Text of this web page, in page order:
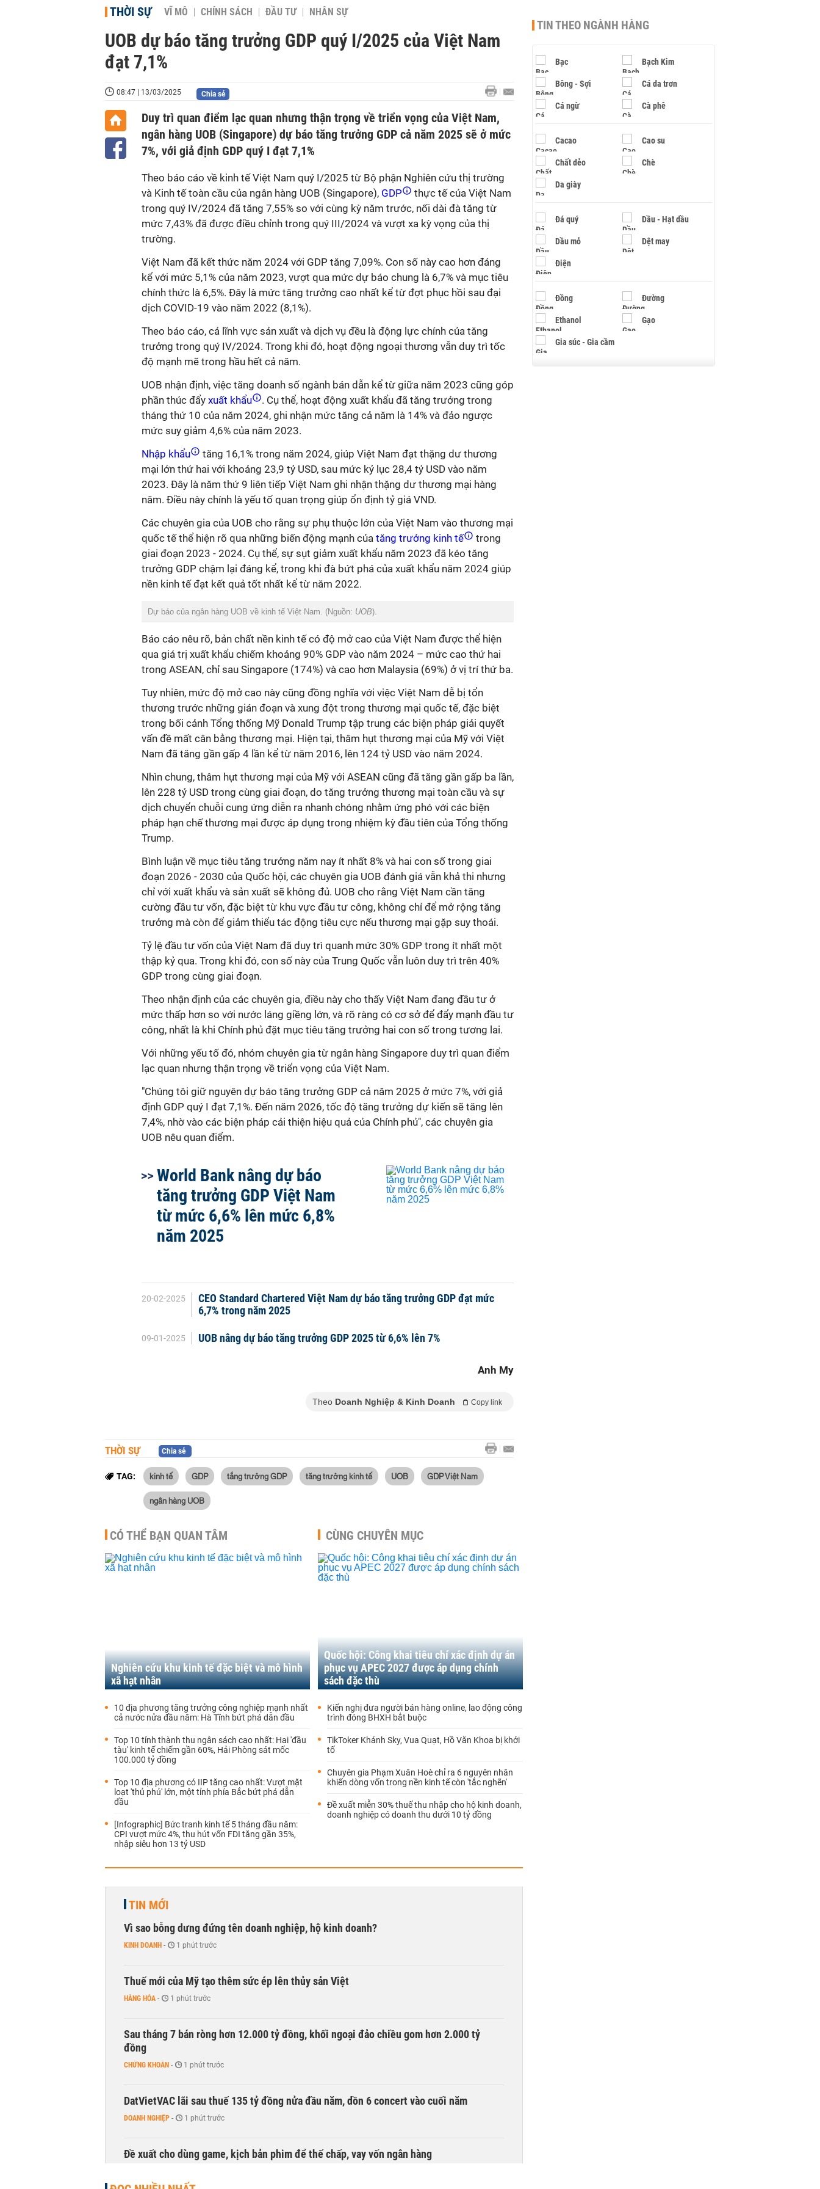
THỜI SỰ VĨ MÔ CHÍNH SÁCH ĐẦU TƯ NHÂN SỰ
UOB dự báo tăng trưởng GDP quý I/2025 của Việt Nam
đạt 7,1%
08:47 | 13/03/2025 Chia sẻ
Duy trì quan điểm lạc quan nhưng thận trọng về triển vọng của Việt Nam,
ngân hàng UOB (Singapore) dự báo tăng trưởng GDP cả năm 2025 sẽ ở mức
7%, với giả định GDP quý I đạt 7,1%
Theo báo cáo về kinh tế Việt Nam quý I/2025 từ Bộ phận Nghiên cứu thị trường
và Kinh tế toàn cầu của ngân hàng UOB (Singapore), GDP
thực tế của Việt Nam
trong quý IV/2024 đã tăng 7,55% so với cùng kỳ năm trước, nối dài đà tăng từ
mức 7,43% đã được điều chỉnh trong quý III/2024 và vượt xa kỳ vọng của thị
trường.
Việt Nam đã kết thức năm 2024 với GDP tăng 7,09%. Con số này cao hơn đáng
kể với mức 5,1% của năm 2023, vượt qua mức dự báo chung là 6,7% và mục tiêu
chính thức là 6,5%. Đây là mức tăng trưởng cao nhất kể từ đợt phục hồi sau đại
dịch COVID-19 vào năm 2022 (8,1%).
Theo báo cáo, cả lĩnh vực sản xuất và dịch vụ đều là động lực chính của tăng
trưởng trong quý IV/2024. Trong khi đó, hoạt động ngoại thương vẫn duy trì tốc
độ mạnh mẽ trong hầu hết cả năm.
UOB nhận định, việc tăng doanh số ngành bán dẫn kể từ giữa năm 2023 cũng góp
phần thúc đẩy xuất khẩu
. Cụ thể, hoạt động xuất khẩu đã tăng trưởng trong
tháng thứ 10 của năm 2024, ghi nhận mức tăng cả năm là 14% và đảo ngược
mức suy giảm 4,6% của năm 2023.
Nhập khẩu
tăng 16,1% trong năm 2024, giúp Việt Nam đạt thặng dư thương
mại lớn thứ hai với khoảng 23,9 tỷ USD, sau mức kỷ lục 28,4 tỷ USD vào năm
2023. Đây là năm thứ 9 liên tiếp Việt Nam ghi nhận thặng dư thương mại hàng
năm. Điều này chính là yếu tố quan trọng giúp ổn định tỷ giá VND.
Các chuyên gia của UOB cho rằng sự phụ thuộc lớn của Việt Nam vào thương mại
quốc tế thể hiện rõ qua những biến động mạnh của tăng trưởng kinh tế
trong
giai đoạn 2023 - 2024. Cụ thể, sự sụt giảm xuất khẩu năm 2023 đã kéo tăng
trưởng GDP chậm lại đáng kể, trong khi đà bứt phá của xuất khẩu năm 2024 giúp
nền kinh tế đạt kết quả tốt nhất kể từ năm 2022.
Dự báo của ngân hàng UOB về kinh tế Việt Nam. (Nguồn: UOB).
Báo cáo nêu rõ, bản chất nền kinh tế có độ mở cao của Việt Nam được thể hiện
qua giá trị xuất khẩu chiếm khoảng 90% GDP vào năm 2024 – mức cao thứ hai
trong ASEAN, chỉ sau Singapore (174%) và cao hơn Malaysia (69%) ở vị trí thứ ba.
Tuy nhiên, mức độ mở cao này cũng đồng nghĩa với việc Việt Nam dễ bị tổn
thương trước những gián đoạn và xung đột trong thương mại quốc tế, đặc biệt
trong bối cảnh Tổng thống Mỹ Donald Trump tập trung các biện pháp giải quyết
vấn đề mất cân bằng thương mại. Hiện tại, thâm hụt thương mại của Mỹ với Việt
Nam đã tăng gần gấp 4 lần kể từ năm 2016, lên 124 tỷ USD vào năm 2024.
Nhìn chung, thâm hụt thương mại của Mỹ với ASEAN cũng đã tăng gần gấp ba lần,
lên 228 tỷ USD trong cùng giai đoạn, do tăng trưởng thương mại toàn cầu và sự
dịch chuyển chuỗi cung ứng diễn ra nhanh chóng nhằm ứng phó với các biện
pháp hạn chế thương mại được áp dụng trong nhiệm kỳ đầu tiên của Tổng thống
Trump.
Bình luận về mục tiêu tăng trưởng năm nay ít nhất 8% và hai con số trong giai
đoạn 2026 - 2030 của Quốc hội, các chuyên gia UOB đánh giá vẫn khả thi nhưng
chỉ với xuất khẩu và sản xuất sẽ không đủ. UOB cho rằng Việt Nam cần tăng
cường đầu tư vốn, đặc biệt từ khu vực đầu tư công, không chỉ để mở rộng tăng
trưởng mà còn để giảm thiểu tác động tiêu cực nếu thương mại gặp suy thoái.
Tỷ lệ đầu tư vốn của Việt Nam đã duy trì quanh mức 30% GDP trong ít nhất một
thập kỷ qua. Trong khi đó, con số này của Trung Quốc vẫn luôn duy trì trên 40%
GDP trong cùng giai đoạn.
Theo nhận định của các chuyên gia, điều này cho thấy Việt Nam đang đầu tư ở
mức thấp hơn so với nước láng giềng lớn, và rõ ràng có cơ sở để đẩy mạnh đầu tư
công, nhất là khi Chính phủ đặt mục tiêu tăng trưởng hai con số trong tương lai.
Với những yếu tố đó, nhóm chuyên gia từ ngân hàng Singapore duy trì quan điểm
lạc quan nhưng thận trọng về triển vọng của Việt Nam.
"Chúng tôi giữ nguyên dự báo tăng trưởng GDP cả năm 2025 ở mức 7%, với giả
định GDP quý I đạt 7,1%. Đến năm 2026, tốc độ tăng trưởng dự kiến sẽ tăng lên
7,4%, nhờ vào các biện pháp cải thiện hiệu quả của Chính phủ", các chuyên gia
UOB nêu quan điểm.
World Bank nâng dự báo
tăng trưởng GDP Việt Nam
từ mức 6,6% lên mức 6,8%
năm 2025
20-02-2025
CEO Standard Chartered Việt Nam dự báo tăng trưởng GDP đạt mức
6,7% trong năm 2025
09-01-2025 UOB nâng dự báo tăng trưởng GDP 2025 từ 6,6% lên 7%
Anh My
Theo Doanh Nghiệp & Kinh Doanh Copy link
THỜI SỰ Chia sẻ
TAG: kinh tế GDP tắng trưởng GDP tăng trưởng kinh tế UOB GDP Việt Nam
ngân hàng UOB
CÓ THỂ BẠN QUAN TÂM
Nghiên cứu khu kinh tế đặc biệt và mô hình
xã hạt nhân
10 địa phương tăng trưởng công nghiệp mạnh nhất
cả nước nửa đầu năm: Hà Tĩnh bứt phá dẫn đầu
Top 10 tỉnh thành thu ngân sách cao nhất: Hai 'đầu
tàu' kinh tế chiếm gần 60%, Hải Phòng sát mốc
100.000 tỷ đồng
Top 10 địa phương có IIP tăng cao nhất: Vượt mặt
loạt 'thủ phủ' lớn, một tỉnh phía Bắc bứt phá dẫn
đầu
[Infographic] Bức tranh kinh tế 5 tháng đầu năm:
CPI vượt mức 4%, thu hút vốn FDI tăng gần 35%,
nhập siêu hơn 13 tỷ USD
CÙNG CHUYÊN MỤC
Quốc hội: Công khai tiêu chí xác định dự án
phục vụ APEC 2027 được áp dụng chính
sách đặc thù
Kiến nghị đưa người bán hàng online, lao động công
trình đóng BHXH bắt buộc
TikToker Khánh Sky, Vua Quạt, Hồ Văn Khoa bị khởi
tố
Chuyên gia Phạm Xuân Hoè chỉ ra 6 nguyên nhân
khiến dòng vốn trong nền kinh tế còn 'tắc nghẽn'
Đề xuất miễn 30% thuế thu nhập cho hộ kinh doanh,
doanh nghiệp có doanh thu dưới 10 tỷ đồng
TIN MỚI
Vì sao bỗng dưng đứng tên doanh nghiệp, hộ kinh doanh?
KINH DOANH - 1 phút trước
Thuế mới của Mỹ tạo thêm sức ép lên thủy sản Việt
HÀNG HÓA - 1 phút trước
Sau tháng 7 bán ròng hơn 12.000 tỷ đồng, khối ngoại đảo chiều gom hơn 2.000 tỷ
đồng
CHỨNG KHOÁN - 1 phút trước
DatVietVAC lãi sau thuế 135 tỷ đồng nửa đầu năm, dồn 6 concert vào cuối năm
DOANH NGHIỆP - 1 phút trước
Đề xuất cho dùng game, kịch bản phim để thế chấp, vay vốn ngân hàng
TIN THEO NGÀNH HÀNG
Bạc Bạch Kim
Bông - Sợi Cá da trơn
Cá ngừ Cà phê
Cacao Cao su
Chất dẻo Chè
Da giày
Đá quý Dầu - Hạt dầu
Dầu mỏ Dệt may
Điện
Đồng Đường
Ethanol Gạo
Gia súc - Gia cầm